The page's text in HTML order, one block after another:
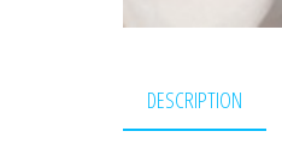
DESCRIPTION